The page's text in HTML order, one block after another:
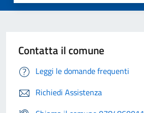
Contatta il comune
Leggi le domande frequenti
Richiedi Assistenza